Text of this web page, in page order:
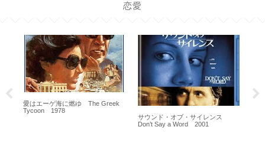
恋愛
愛はエーゲ海に燃ゆ The Greek
Tycoon 1978
サウンド・オブ・サイレンス
Don’t Say a Word 2001